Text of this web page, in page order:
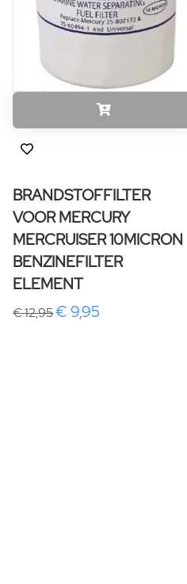
BRANDSTOFFILTER
VOOR MERCURY
MERCRUISER 10MICRON
BENZINEFILTER
ELEMENT
€ 12,95€ 9,95